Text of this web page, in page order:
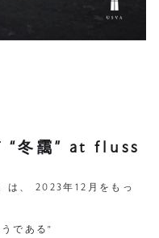
“冬靄” at fluss
は、 2023年12月をもっ
である”